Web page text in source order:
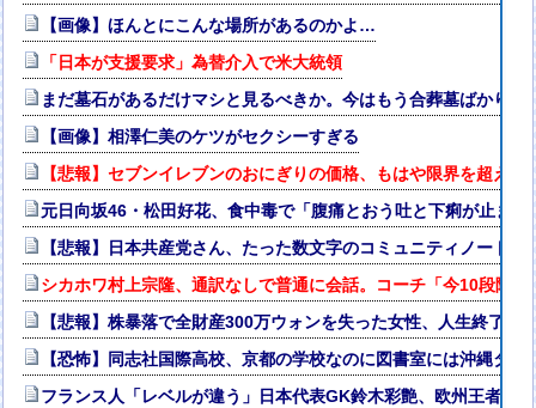
【画像】ほんとにこんな場所があるのかよ…
「日本が支援要求」為替介入で米大統領
まだ墓石があるだけマシと見るべきか。今はもう合葬墓ばかり
【画像】相澤仁美のケツがセクシーすぎる
【悲報】セブンイレブンのおにぎりの価格、もはや限界を超える
元日向坂46・松田好花、食中毒で「腹痛とおう吐と下痢が止ま
【悲報】日本共産党さん、たった数文字のコミュニティノートで
シカホワ村上宗隆、通訳なしで普通に会話。コーチ「今10段階
【悲報】株暴落で全財産300万ウォンを失った女性、人生終了で
【恐怖】同志社国際高校、京都の学校なのに図書室には沖縄タ
フランス人「レベルが違う」日本代表GK鈴木彩艶、欧州王者